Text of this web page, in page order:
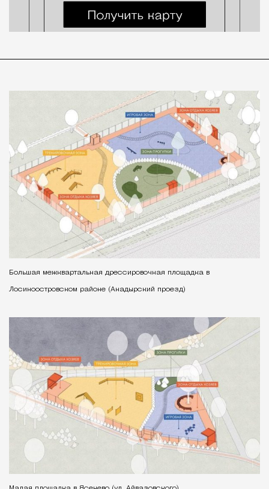
Большая межквартальная дрессировочная площадка в
Лосиноостровском районе (Анадырский проезд)